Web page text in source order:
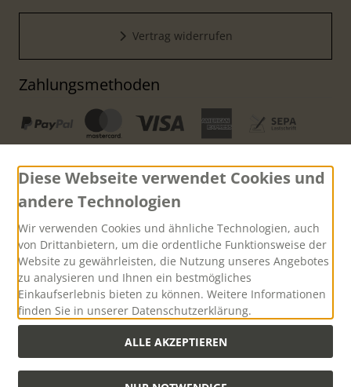
Vertrag widerrufen
Zahlungsmethoden
Versand
Versandkostenfreie Lieferung innerhalb Deutschlands ab
einem Warenwert von 500,00 Euro
Diese Webseite verwendet Cookies und
andere Technologien
Wir verwenden Cookies und ähnliche Technologien, auch
von Drittanbietern, um die ordentliche Funktionsweise der
Website zu gewährleisten, die Nutzung unseres Angebotes
zu analysieren und Ihnen ein bestmögliches
Einkaufserlebnis bieten zu können. Weitere Informationen
finden Sie in unserer Datenschutzerklärung.
ALLE AKZEPTIEREN